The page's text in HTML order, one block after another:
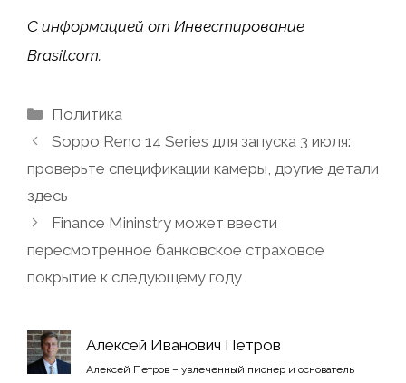
С информацией от Инвестирование
Brasil.com.
Рубрики
Политика
Soppo Reno 14 Series для запуска 3 июля:
проверьте спецификации камеры, другие детали
здесь
Finance Mininstry может ввести
пересмотренное банковское страховое
покрытие к следующему году
Алексей Иванович Петров
Алексей Петров – увлеченный пионер и основатель